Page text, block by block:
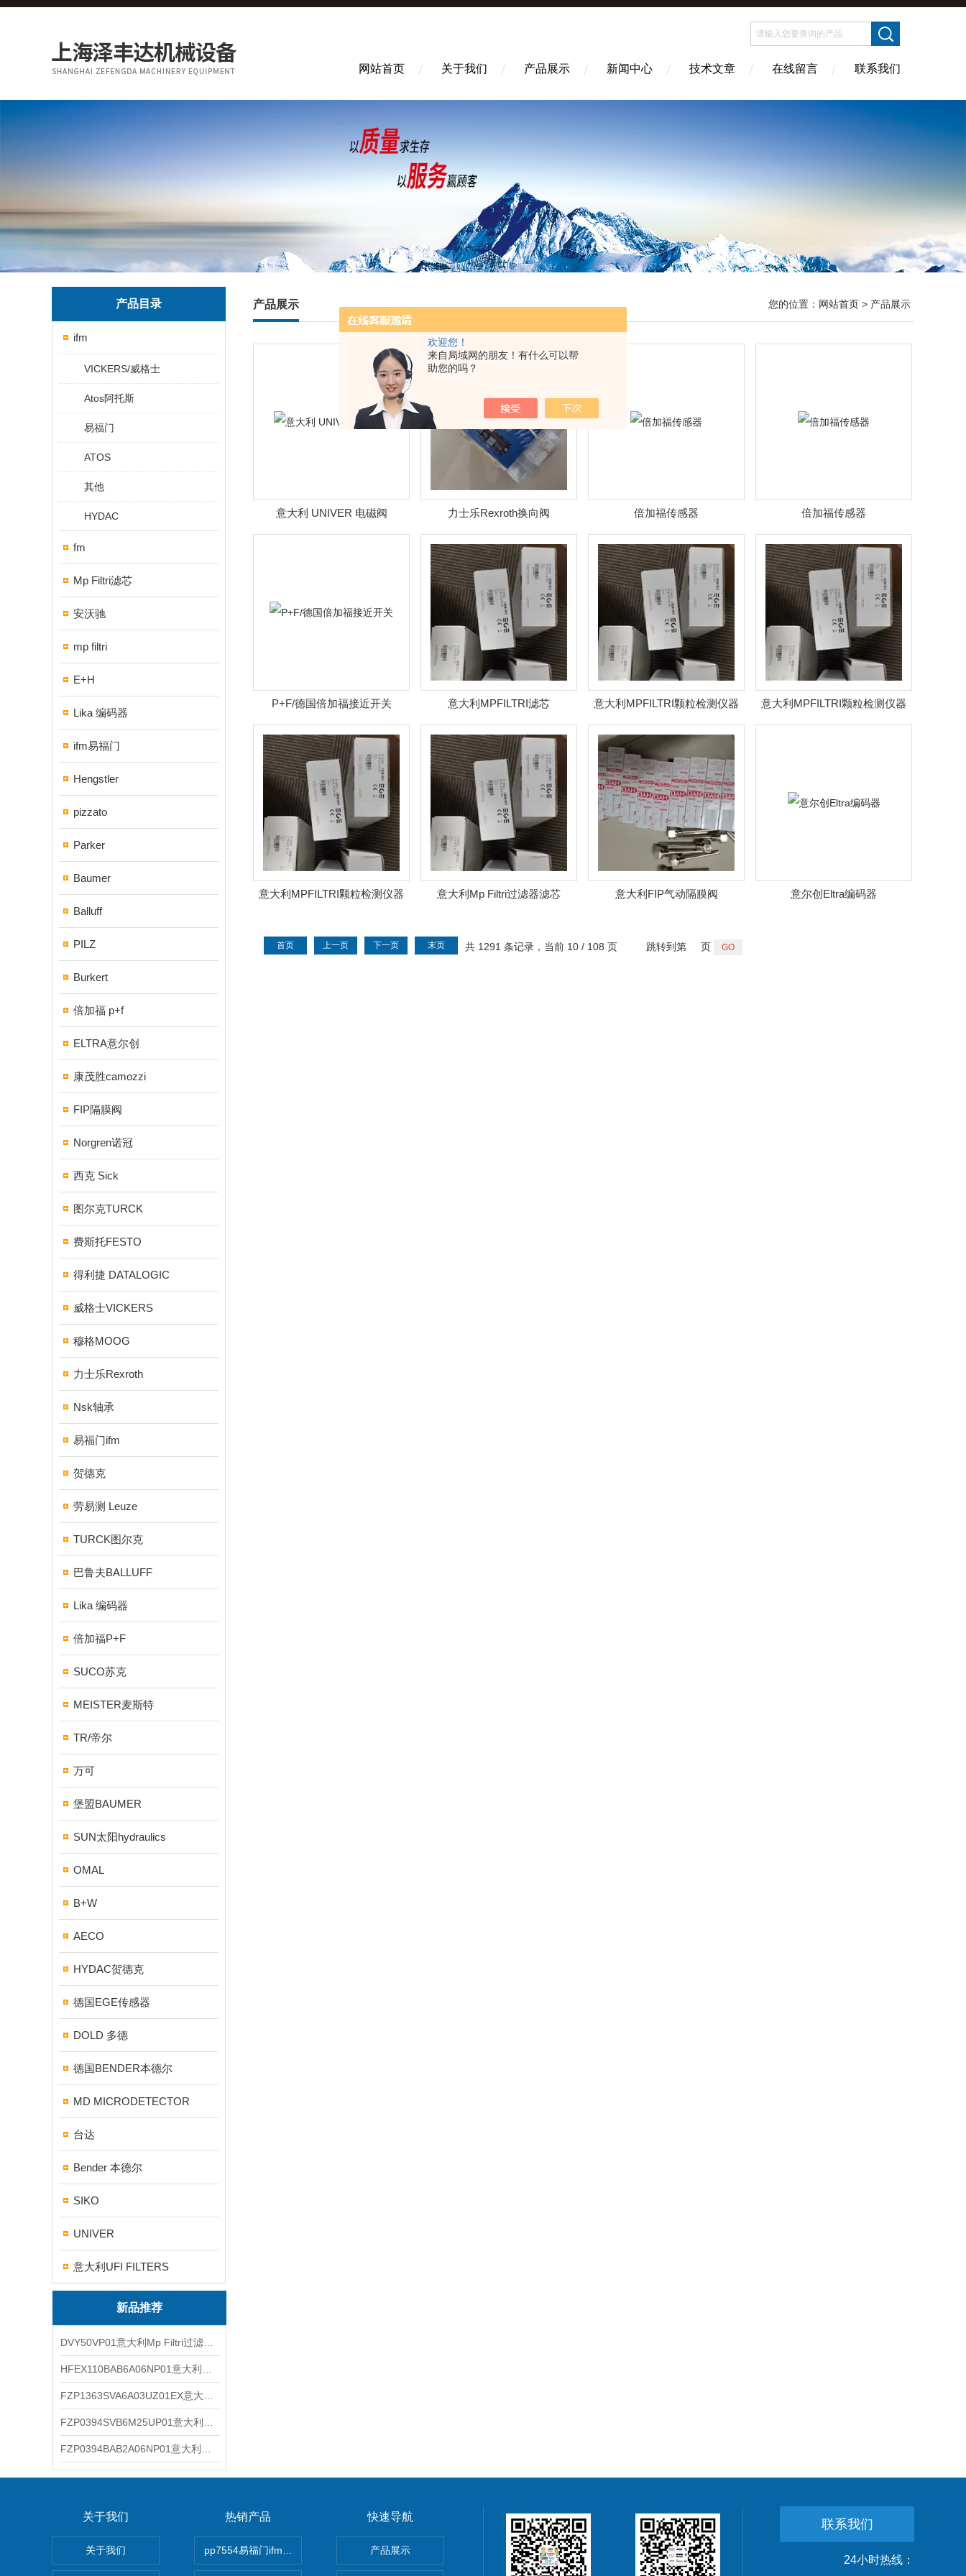
欢迎您！
来自局域网的朋友！有什么可以帮
助您的吗？
网站首页 关于我们 产品展示 新闻中心 技术文章 在线留言 联系我们
产品目录
ifm
VICKERS/威格士
Atos阿托斯
易福门
ATOS
其他
HYDAC
fm
Mp Filtri滤芯
安沃驰
mp filtri
E+H
Lika 编码器
ifm易福门
Hengstler
pizzato
Parker
Baumer
Balluff
PILZ
Burkert
倍加福 p+f
ELTRA意尔创
康茂胜camozzi
FIP隔膜阀
Norgren诺冠
西克 Sick
图尔克TURCK
费斯托FESTO
得利捷 DATALOGIC
威格士VICKERS
穆格MOOG
力士乐Rexroth
Nsk轴承
易福门ifm
贺德克
劳易测 Leuze
TURCK图尔克
巴鲁夫BALLUFF
Lika 编码器
倍加福P+F
SUCO苏克
MEISTER麦斯特
TR/帝尔
万可
堡盟BAUMER
SUN太阳hydraulics
OMAL
B+W
AECO
HYDAC贺德克
德国EGE传感器
DOLD 多德
德国BENDER本德尔
MD MICRODETECTOR
台达
Bender 本德尔
SIKO
UNIVER
意大利UFI FILTERS
新品推荐
产品展示 您的位置： 网站首页 > 产品展示
意大利 UNIVER 电磁阀 力士乐Rexroth换向阀 倍加福传感器 倍加福传感器
P+F/德国倍加福接近开关 意大利MPFILTRI滤芯 意大利MPFILTRI颗粒检测仪器 意大利MPFILTRI颗粒检测仪器
意大利MPFILTRI颗粒检测仪器 意大利Mp Filtri过滤器滤芯 意大利FIP气动隔膜阀 意尔创Eltra编码器
共 1291 条记录，当前 10 / 108 页
首页 上一页 下一页 末页 跳转到第 页
关于我们
关于我们
热销产品
pp7554易福门ifm传感器
快速导航
产品展示
联系我们
24小时热线：